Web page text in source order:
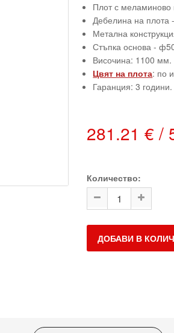
Плот с
Дебелина на плота
Метална
Стъпка основа -
Височина: 1100 мм.
Цвят на плота: по
Гаранция: 3 години.
281.21 € /
Количество:
ДОБАВИ В